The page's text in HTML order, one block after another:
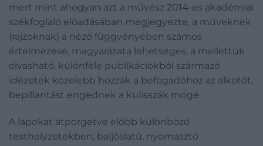
mert mint ahogyan azt a művész 2014-es akadémiai
székfoglaló előadásában megjegyezte, a műveknek
(rajzoknak) a néző függvényében számos
értelmezése, magyarázata lehetséges, a mellettük
olvasható, különféle publikációkból származó
idézetek közelebb hozzák a befogadóhoz az alkotót,
bepillantást engednek a kulisszák mögé.
A lapokat átpörgetve előbb különböző
testhelyzetekben, baljóslatú, nyomasztó